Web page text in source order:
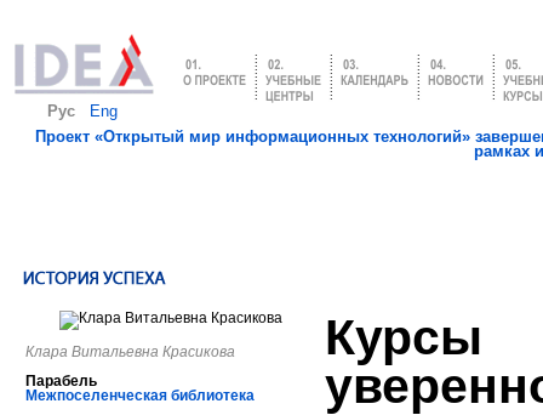
Рус
Eng
Проект «Открытый мир информационных технологий»
рамках
Клара Витальевна Красикова
Парабель
Межпоселенческая библиотека